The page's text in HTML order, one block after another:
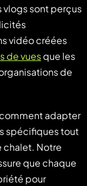
vlogs sont perçus
vidéo créées
de vuesque les
de
adapter
spécifiques tout
chalet. Notre
que chaque
pour